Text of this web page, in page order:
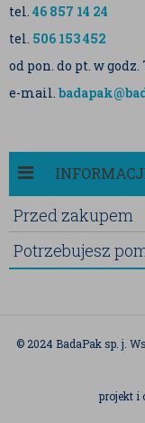
tel. 46 857 14 24
tel. 506 153 452
od pon. do pt. w godz.
e-mail.
Przed zakupem
Potrzebujesz
© 2024 BadaPak sp. j.
projekt i